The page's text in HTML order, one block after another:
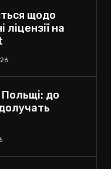
щодо
ліцензії на
Польщі: до